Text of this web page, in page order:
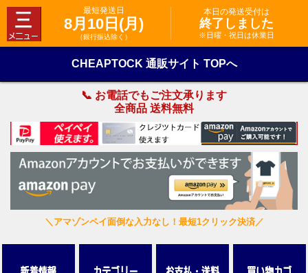
最短発送日
8月10日(月)
（銀行振込除く）
本日の発送受付は
終了しました
※日曜・祝日は休業日
CHEAPTOCK 通販サイト TOPへ
📞 お電話でもご注文承ります
全商品 送料無料
＼アマゾンペイ面倒な入力なし！最短1クリック決済／